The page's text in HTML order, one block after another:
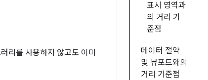
표시 영역과
의 거리 기
준점
데이터 절약
및 뷰포트와의
거리 기준점
리를 사용하지 않고도 이미